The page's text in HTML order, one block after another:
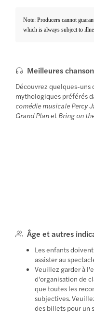
Note: Producers cannot
which is always subject to
Meilleures
Découvrez quelques-uns
mythologiques préférés
comédie musicale Percy
Grand Planet Bring on
Âge et autres
Les enfants
assister au
Veuillez garder à
d'organisation de
que toutes les
subjectives.
des billets pour un